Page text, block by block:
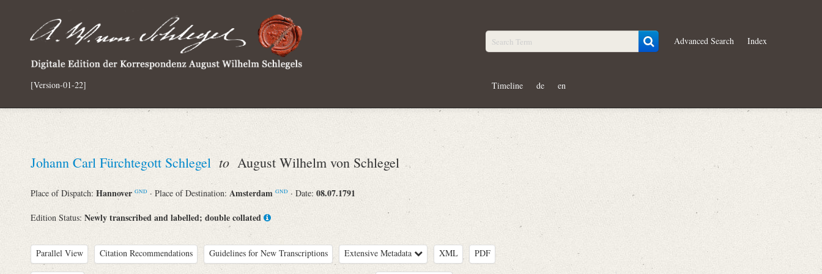
[Version-01-22]
Advanced Search Index
Timeline de en
Johann Carl Fürchtegott Schlegel to August Wilhelm von Schlegel
Place of Dispatch: Hannover GND · Place of Destination: Amsterdam GND · Date: 08.07.1791
Edition Status: Newly transcribed and labelled; double collated
Parallel View Citation Recommendations Guidelines for New Transcriptions Extensive Metadata XML PDF